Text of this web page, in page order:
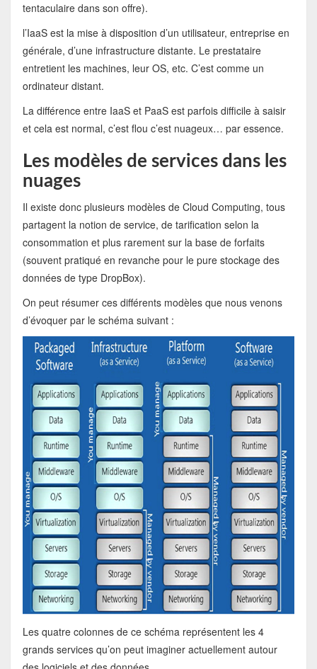
tentaculaire dans son offre).
l’IaaS est la mise à disposition d’un utilisateur, entreprise en
générale, d’une infrastructure distante. Le prestataire
entretient les machines, leur OS, etc. C’est comme un
ordinateur distant.
La différence entre IaaS et PaaS est parfois difficile à saisir
et cela est normal, c’est flou c’est nuageux… par essence.
Les modèles de services dans les
nuages
Il existe donc plusieurs modèles de Cloud Computing, tous
partagent la notion de service, de tarification selon la
consommation et plus rarement sur la base de forfaits
(souvent pratiqué en revanche pour le pure stockage des
données de type DropBox).
On peut résumer ces différents modèles que nous venons
d’évoquer par le schéma suivant :
Les quatre colonnes de ce schéma représentent les 4
grands services qu’on peut imaginer actuellement autour